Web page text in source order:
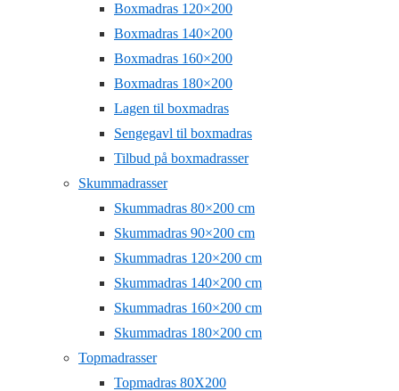
Boxmadras 120×200
Boxmadras 140×200
Boxmadras 160×200
Boxmadras 180×200
Lagen til boxmadras
Sengegavl til boxmadras
Tilbud på boxmadrasser
Skummadrasser
Skummadras 80×200 cm
Skummadras 90×200 cm
Skummadras 120×200 cm
Skummadras 140×200 cm
Skummadras 160×200 cm
Skummadras 180×200 cm
Topmadrasser
Topmadras 80X200